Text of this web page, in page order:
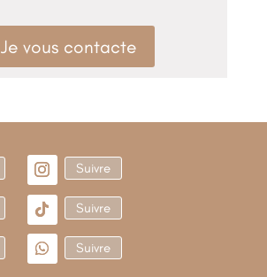
Je vous contacte
Suivre
Suivre
Suivre